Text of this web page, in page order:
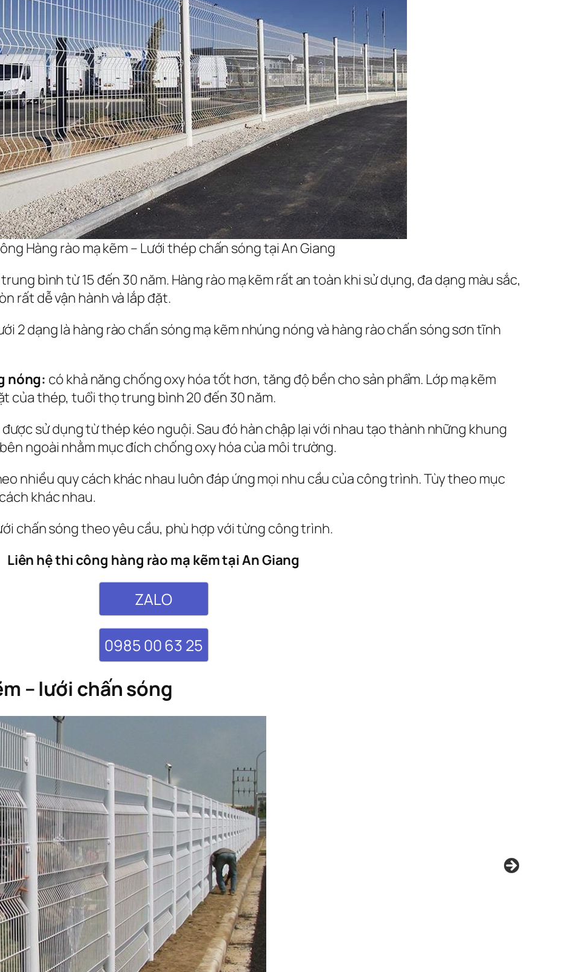
Hàng rào mạ kẽm – Lưới thép chấn sóng tại An Giang
bình từ 15 đến 30 năm. Hàng rào mạ kẽm rất an toàn khi sử dụng, đa dạng màu sắc,
rất dễ vận hành và lắp đặt.
2 dạng là hàng rào chấn sóng mạ kẽm nhúng nóng và hàng rào chấn sóng sơn tĩnh
nóng: có khả năng chống oxy hóa tốt hơn, tăng độ bền cho sản phẩm. Lớp mạ kẽm
của thép, tuổi thọ trung bình 20 đến 30 năm.
được sử dụng từ thép kéo nguội. Sau đó hàn chập lại với nhau tạo thành những khung
ngoài nhằm mục đích chống oxy hóa của môi trường.
nhiều quy cách khác nhau luôn đáp ứng mọi nhu cầu của công trình. Tùy theo mục
khác nhau.
chấn sóng theo yêu cầu, phù hợp với từng công trình.
Liên hệ thi công hàng rào mạ kẽm tại An Giang
ZALO
0985 00 63 25
– lưới chấn sóng